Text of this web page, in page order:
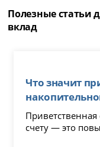
Полезные статьи
вклад
Что значит
счету — это